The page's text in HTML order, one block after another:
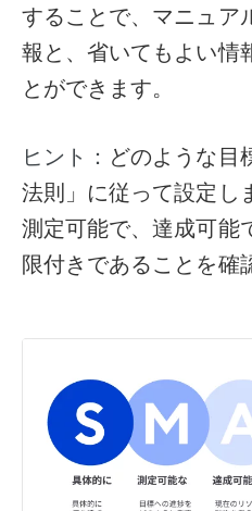
することで、マニュア
報と、省いてもよい情
とができます。
ヒント： どのような目
法則」に従って設定し
測定可能で、達成可能
限付きであることを確